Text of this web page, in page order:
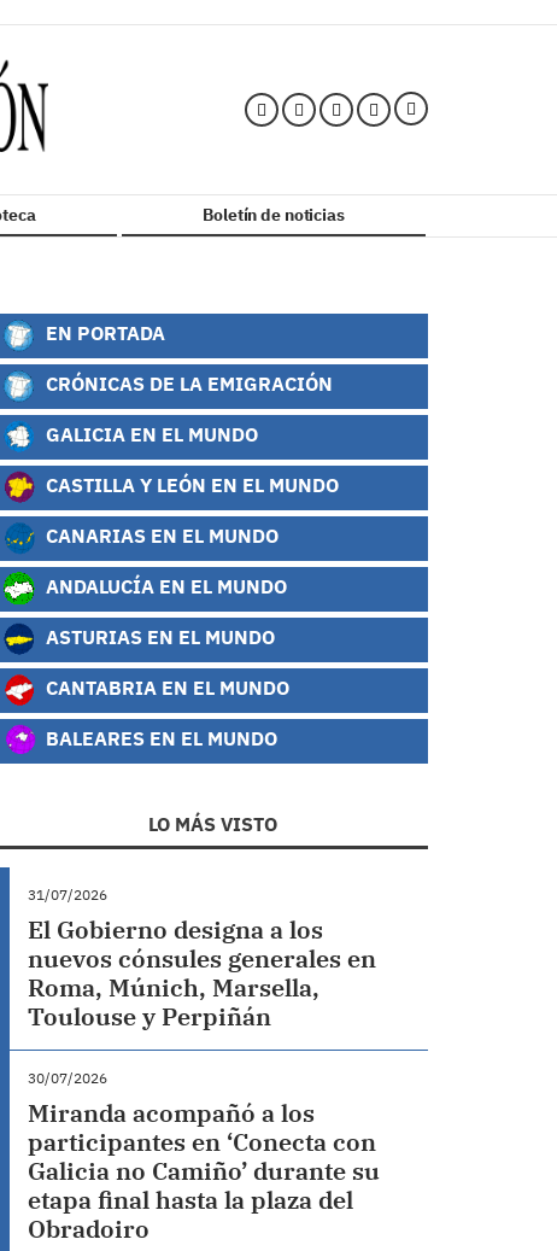
Boletín de noticias
EN PORTADA
CRÓNICAS DE LA EMIGRACIÓN
GALICIA EN EL MUNDO
CASTILLA Y LEÓN EN EL MUNDO
CANARIAS EN EL MUNDO
ANDALUCÍA EN EL MUNDO
ASTURIAS EN EL MUNDO
CANTABRIA EN EL MUNDO
BALEARES EN EL MUNDO
LO MÁS VISTO
31/07/2026
El Gobierno designa a los
nuevos cónsules generales en
Roma, Múnich, Marsella,
Toulouse y Perpiñán
30/07/2026
Miranda acompañó a los
participantes en ‘Conecta con
Galicia no Camiño’ durante su
etapa final hasta la plaza del
Obradoiro